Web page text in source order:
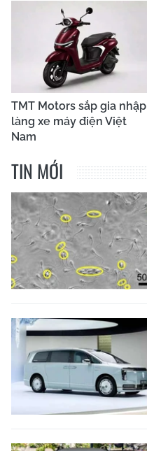
TMT Motors sắp gia nhập
làng xe máy điện Việt
Nam
TIN MỚI